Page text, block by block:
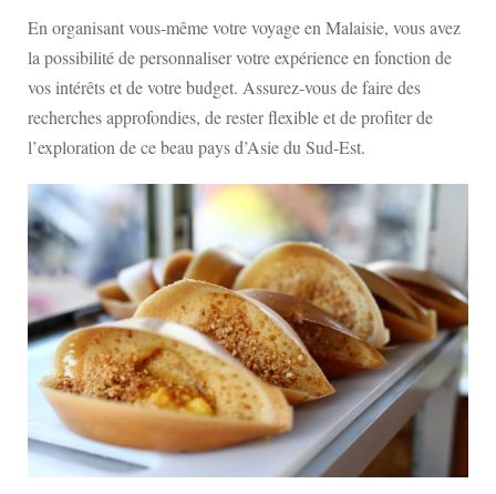
En organisant vous-même votre voyage en Malaisie, vous avez
la possibilité de personnaliser votre expérience en fonction de
vos intérêts et de votre budget. Assurez-vous de faire des
recherches approfondies, de rester flexible et de profiter de
l’exploration de ce beau pays d’Asie du Sud-Est.